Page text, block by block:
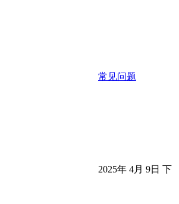
常见问题
2025年 4月 9日 下